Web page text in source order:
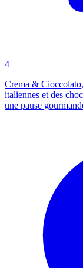
4
Crema &
italiennes et des
une pause